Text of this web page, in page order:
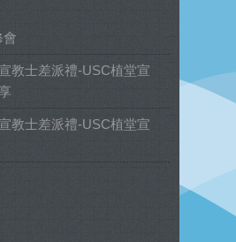
會
教士差派禮-USC植堂宣
教士差派禮-USC植堂宣